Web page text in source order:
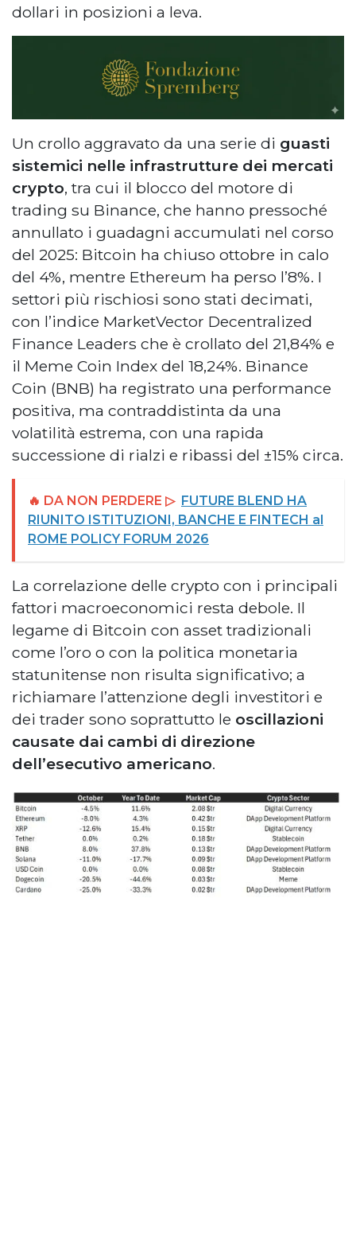
dollari in posizioni a leva.
Un crollo aggravato da una serie di guasti
sistemici nelle infrastrutture dei mercati
crypto, tra cui il blocco del motore di
trading su Binance, che hanno pressoché
annullato i guadagni accumulati nel corso
del 2025: Bitcoin ha chiuso ottobre in calo
del 4%, mentre Ethereum ha perso l’8%. I
settori più rischiosi sono stati decimati,
con l’indice MarketVector Decentralized
Finance Leaders che è crollato del 21,84% e
il Meme Coin Index del 18,24%. Binance
Coin (BNB) ha registrato una performance
positiva, ma contraddistinta da una
volatilità estrema, con una rapida
successione di rialzi e ribassi del ±15% circa.
🔥 DA NON PERDERE ▷ FUTURE BLEND HA
RIUNITO ISTITUZIONI, BANCHE E FINTECH al
ROME POLICY FORUM 2026
La correlazione delle crypto con i principali
fattori macroeconomici resta debole. Il
legame di Bitcoin con asset tradizionali
come l’oro o con la politica monetaria
statunitense non risulta significativo; a
richiamare l’attenzione degli investitori e
dei trader sono soprattutto le oscillazioni
causate dai cambi di direzione
dell’esecutivo americano.